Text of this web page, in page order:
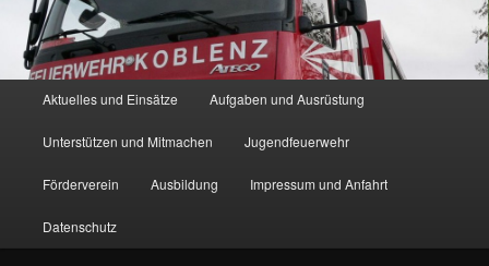
Zum Inhalt wechseln
Zum sekundären Inhalt wechseln
Aktuelles und Einsätze Aufgaben und Ausrüstung
Unterstützen und Mitmachen Jugendfeuerwehr
Förderverein Ausbildung Impressum und Anfahrt
Datenschutz